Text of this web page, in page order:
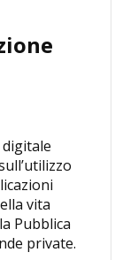
vita
Pubblica
private.